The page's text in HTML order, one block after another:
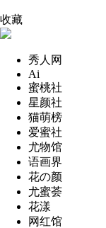
收藏
秀人网
Ai
蜜桃社
星颜社
猫萌榜
爱蜜社
尤物馆
语画界
花の颜
尤蜜荟
花漾
网红馆